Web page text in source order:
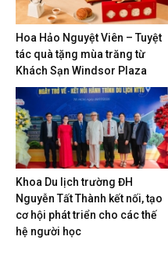
Hoa Hảo Nguyệt Viên – Tuyệt
tác quà tặng mùa trăng từ
Khách Sạn Windsor Plaza
Khoa Du lịch trường ĐH
Nguyễn Tất Thành kết nối, tạo
cơ hội phát triển cho các thế
hệ người học